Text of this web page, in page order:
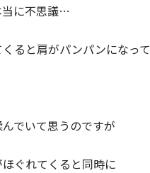
当に不思議…
ると肩がパンパンになって
でいて思うのですが
ぐれてくると同時に